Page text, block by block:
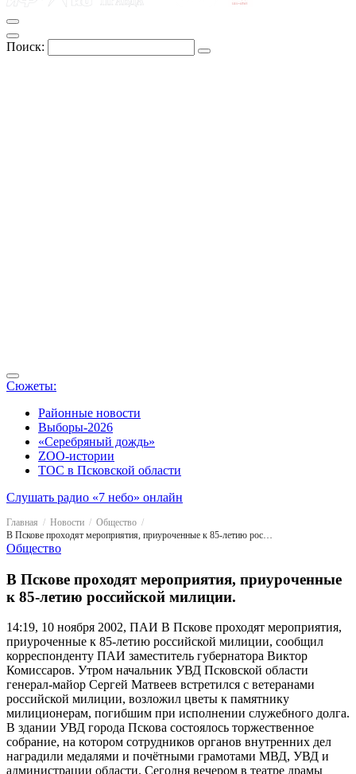
Поиск:
Сюжеты:
Районные новости
Выборы-2026
«Серебряный дождь»
ZOO-истории
ТОС в Псковской области
Слушать радио «7 небо» онлайн
Главная Новости
Общество
В Пскове проходят мероприятия, приуроченные к 85-летию российской милиции.
Общество
В Пскове проходят мероприятия, приуроченные
к 85-летию российской милиции.
14:19, 10 ноября 2002, ПАИ В Пскове проходят мероприятия,
приуроченные к 85-летию российской милиции, сообщил
корреспонденту ПАИ заместитель губернатора Виктор
Комиссаров. Утром начальник УВД Псковской области
генерал-майор Сергей Матвеев встретился с ветеранами
российской милиции, возложил цветы к памятнику
милиционерам, погибшим при исполнении служебного долга.
В здании УВД города Пскова состоялось торжественное
собрание, на котором сотрудников органов внутренних дел
наградили медалями и почётными грамотами МВД, УВД и
администрации области. Сегодня вечером в театре драмы